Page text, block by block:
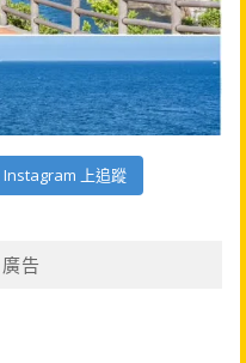
Instagram 上追蹤
告